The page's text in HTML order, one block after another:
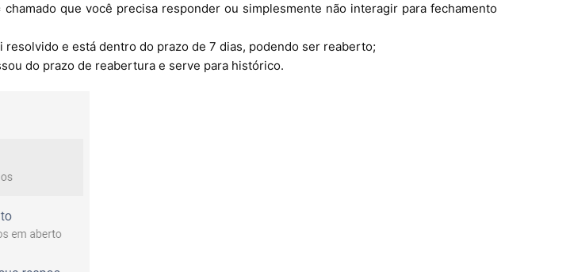
chamado que você precisa responder ou simplesmente não interagir para fechamento
resolvido e está dentro do prazo de 7 dias, podendo ser reaberto;
do prazo de reabertura e serve para histórico.